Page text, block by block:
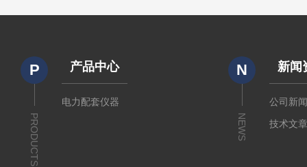
P
PRODUCTS
产品中心
电力配套仪器
N
NEWS
新闻
公司新
技术文